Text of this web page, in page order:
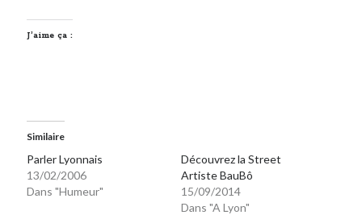
J’aime ça :
Similaire
Parler Lyonnais
13/02/2006
Dans "Humeur"
Découvrez la Street
Artiste BauBô
15/09/2014
Dans "A Lyon"